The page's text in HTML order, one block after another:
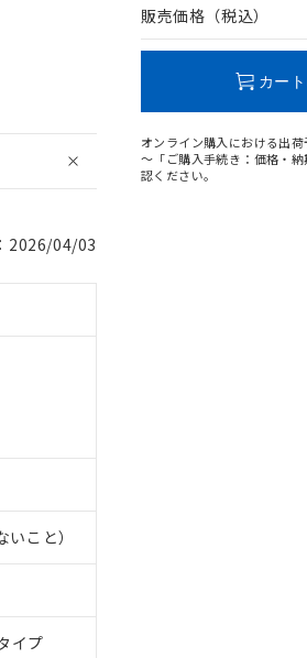
2026/04/03
こと）
イプ
販売価格（税込）
カー
オンライン購入における出
～「ご購入手続き：価格・
認ください。
させていただ
了承ください。
き作成されるも
をご了承くださ
御機器販売店・
ようお願いしま
です。
ありません。
ず変更すること
1000ppm以下、
下、フタル酸ジブチ
) : 1000ppm、
貨物等」とい
可)を取得する
要な手段を講じ
これらの製造装
、取り引きをい